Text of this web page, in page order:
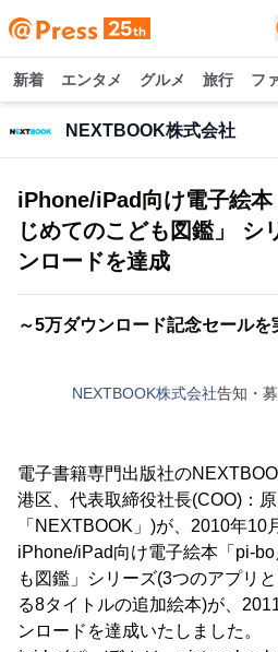
新着 エンタメ グルメ 旅行 フ
NEXTBOOK株式会社
iPhone/iPad向け電子絵
じめてのこども図鑑」 シ
ンロードを達成
～5万ダウンロード記念セールを
NEXTBOOK株式会社告知・
電子書籍専門出版社の
港区、代表取締役社長(COO)：
「NEXTBOOK」)が、2010年10
iPhone/iPad向け電子絵本「pi-
も図鑑」シリーズ(3つのアプリ
る8タイトルの追加絵本)が、
ンロードを達成いたしました。